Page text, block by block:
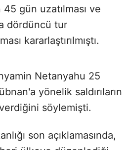
gün uzatılması ve
dördüncü tur
kararlaştırılmıştı.
Netanyahu 25
yönelik saldırıların
verdiğini söylemişti.
son açıklamasında,